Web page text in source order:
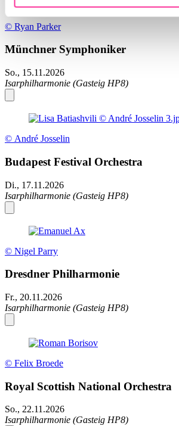
© Ryan Parker
Münchner Symphoniker
So., 15.11.2026
Isarphilharmonie (Gasteig HP8)
© André Josselin
Budapest Festival Orchestra
Di., 17.11.2026
Isarphilharmonie (Gasteig HP8)
© Nigel Parry
Dresdner Philharmonie
Fr., 20.11.2026
Isarphilharmonie (Gasteig HP8)
© Felix Broede
Royal Scottish National Orchestra
So., 22.11.2026
Isarphilharmonie (Gasteig HP8)